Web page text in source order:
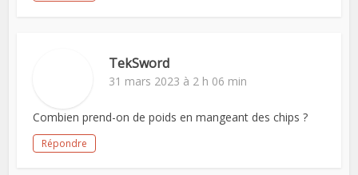
TekSword
31 mars 2023 à 2 h 06 min
Combien prend-on de poids en mangeant des chips ?
Répondre